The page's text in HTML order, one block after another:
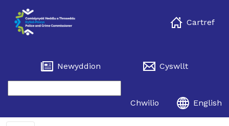
Cartref
Newyddion Cyswllt
Chwilio English